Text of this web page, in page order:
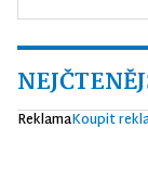
ReklamaKoupit